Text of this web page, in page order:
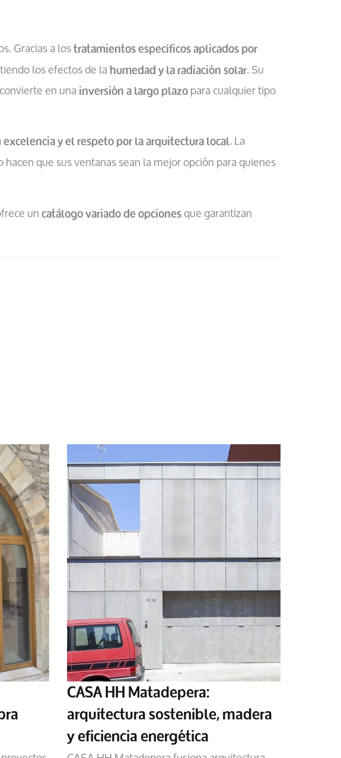
Gracias a lostratamientos específicos aplicados por
los efectos de la humedad y la radiación solar. Su
en una inversión a largo plazo para cualquier tipo
excelencia y el respeto por la arquitectura local. La
que sus ventanas sean la mejor opción para quienes
un catálogo variado de opcionesque garantizan
CASA HH Matadepera:
arquitectura sostenible, madera
y eficiencia energética